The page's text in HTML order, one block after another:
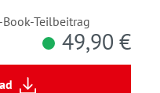
Teilbeitrag
49,90 €